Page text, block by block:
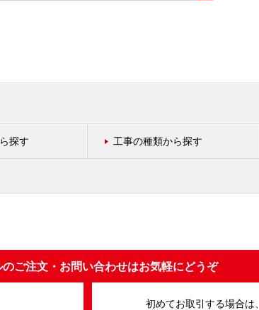
探す 工事の種類から探す
のご注文・お問い合わせはお気軽にどうぞ
初めてお取引する場合は